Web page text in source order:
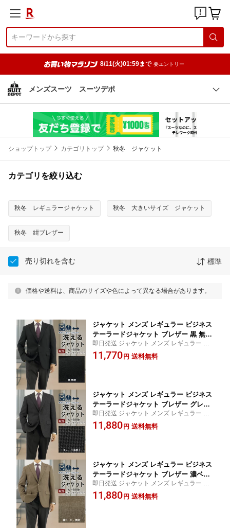
8/11(火)01:59まで 要エントリー
メンズスーツ スーツデポ
ショップトップ カテゴリトップ 秋冬 ジャケット
カテゴリを絞り込む
秋冬 レギュラージャケット 秋冬 大きいサイズ ジャケット
秋冬 紺ブレザー
売り切れを含む 標準
価格や送料は、商品のサイズや色によって異なる場合があります。
ジャケット メンズ レギュラー ビジネス
テーラードジャケット ブレザー 黒 無地
ストレッチ 防シワ 2025 新作 秋冬 春 即
日出荷 ウォームビズ A体 AB体 BB体 2F
即日発送 ジャケット メンズ レギュラー ビ
ジネス テーラードジャケット ブレザー お
盆 秋冬先取り jacket A体【SIZE】 A3 A4 A
11,770 円 送料無料
ジャケット メンズ レギュラー ビジネス
テーラードジャケット ブレザー グレー
千鳥格子 肉厚 ストレッチ 防シワ 秋冬
春 即日出荷 ウォームビズ A体 AB体 BB
即日発送 ジャケット メンズ レギュラー ビ
ジネス テーラードジャケット ブレザー お
盆 秋冬先取り jacket A体【SIZE】 A3 A4 A
11,880 円 送料無料
ジャケット メンズ レギュラー ビジネス
テーラードジャケット ブレザー 濃ベー
ジュ 無地 ストレッチ 防シワ 2025 新作
秋冬 春 即日出荷 ウォームビズ A体 AB
即日発送 ジャケット メンズ レギュラー ビ
ジネス テーラードジャケット ブレザー お
盆 秋冬先取り jacket 紺ブレ A体【SIZE】 A
11,880 円 送料無料